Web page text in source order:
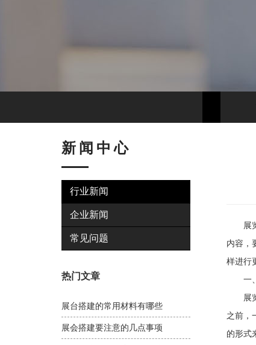
新闻中心
行业新闻
企业新闻
常见问题
热门文章
展台搭建的常用材料有哪些
展会搭建要注意的几点事项
展览
内容，
样进行
一、
展览
之前，
的形式